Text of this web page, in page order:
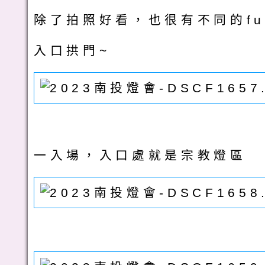
除了拍照好看，也很有不同的
入口拱門~
一入場，入口處就是宗教燈區